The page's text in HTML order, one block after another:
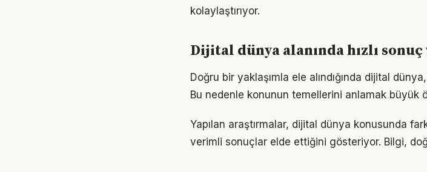
kolaylaştırıyor.
Dijital dünya alanında hızlı
Doğru bir yaklaşımla ele alındığında dijital
Bu nedenle konunun temellerini anlamak büyük
Yapılan araştırmalar, dijital dünya konusunda
verimli sonuçlar elde ettiğini gösteriyor. Bilgi,